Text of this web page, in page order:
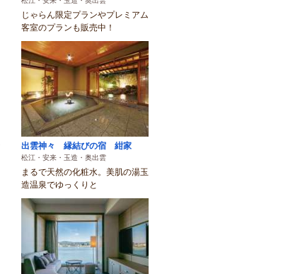
じゃらん限定プランやプレミアム
客室のプランも販売中！
出雲神々 縁結びの宿 紺家
松江・安来・玉造・奥出雲
まるで天然の化粧水。美肌の湯玉
造温泉でゆっくりと